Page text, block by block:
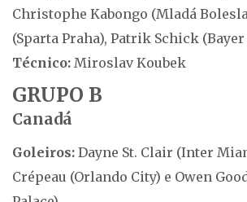
Christophe Kabongo (Mladá
(Sparta Praha), Patrik Schick
Técnico: Miroslav Koubek
GRUPO B
Canadá
Goleiros: Dayne St. Clair (Inter
Crépeau (Orlando City) e Owen